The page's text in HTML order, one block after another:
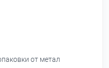
от метал